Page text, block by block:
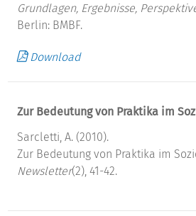
Grundlagen, Ergebnisse,
Berlin: BMBF.
Download
Zur Bedeutung von Praktika im
Sarcletti, A. (2010).
Zur Bedeutung von Praktika im
Newsletter(2), 41-42.